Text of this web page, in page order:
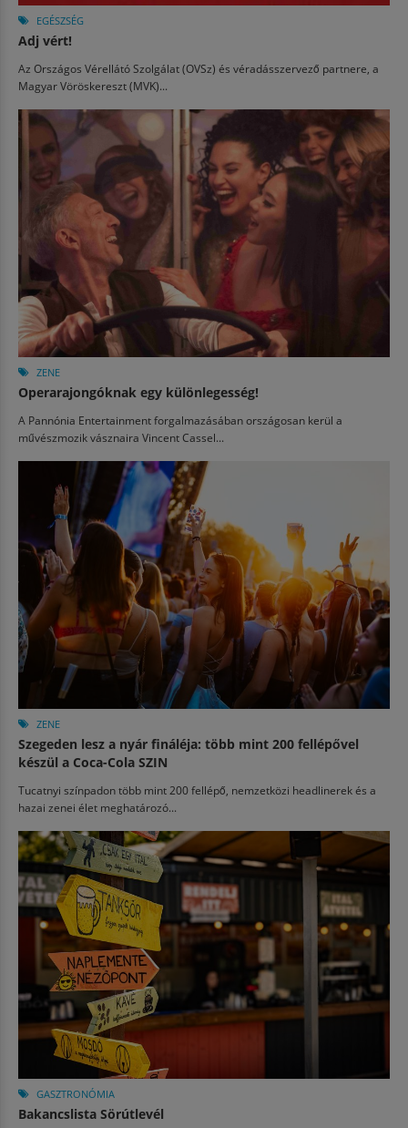
EGÉSZSÉG
Adj vért!
Az Országos Vérellátó Szolgálat (OVSz) és véradásszervező partnere, a
Magyar Vöröskereszt (MVK)...
ZENE
Operarajongóknak egy különlegesség!
A Pannónia Entertainment forgalmazásában országosan kerül a
művészmozik vásznaira Vincent Cassel...
ZENE
Szegeden lesz a nyár fináléja: több mint 200 fellépővel
készül a Coca-Cola SZIN
Tucatnyi színpadon több mint 200 fellépő, nemzetközi headlinerek és a
hazai zenei élet meghatározó...
GASZTRONÓMIA
Bakancslista Sörútlevél